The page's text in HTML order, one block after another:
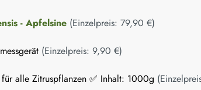
- Apfelsine (Einzelpreis: 79,90 €)
(Einzelpreis: 9,90 €)
alle Zitruspflanzen ✅ Inhalt: 1000g